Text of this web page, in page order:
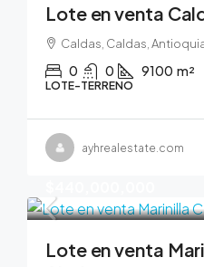
Lote en venta
Caldas, Caldas,
0 0 9100 m²
LOTE-TERRENO
ayhrealestate.com
Lote en venta